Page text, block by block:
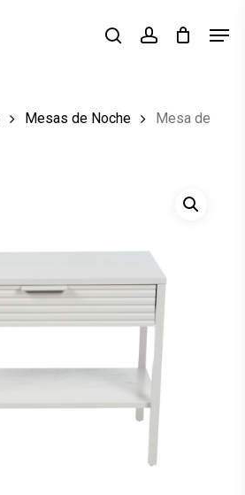
searchaccount
Mesas de Noche
Mesa de